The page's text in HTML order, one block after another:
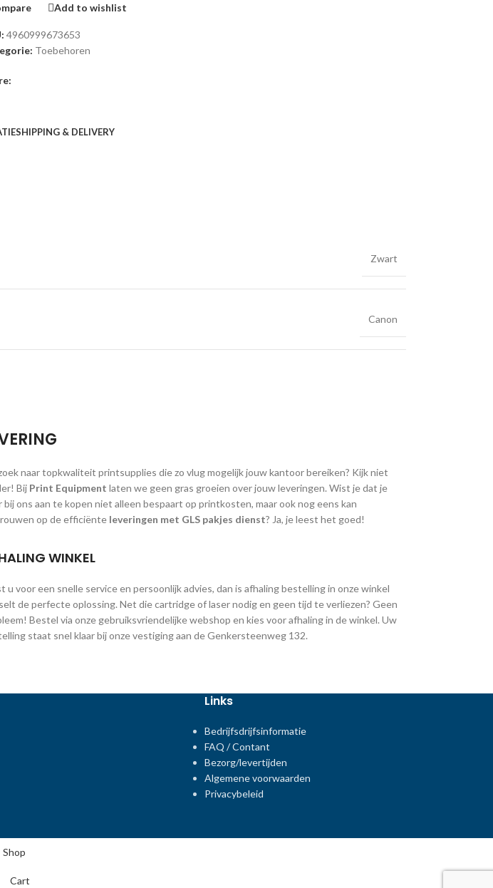
Add to wishlist
4960999673653
Toebehoren
SHIPPING & DELIVERY
Zwart
Canon
naar topkwaliteit printsupplies die zo vlug mogelijk jouw kantoor bereiken? Kijk niet
Bij Print Equipment laten we geen gras groeien over jouw leveringen. Wist je dat je
bij ons aan te kopen niet alleen bespaart op printkosten, maar ook nog eens kan
op de efficiënte leveringen met GLS pakjes dienst? Ja, je leest het goed!
WINKEL
u voor een snelle service en persoonlijk advies, dan is afhaling bestelling in onze winkel
de perfecte oplossing. Net die cartridge of laser nodig en geen tijd te verliezen? Geen
Bestel via onze gebruiksvriendelijke webshop en kies voor afhaling in de winkel. Uw
staat snel klaar bij onze vestiging aan de Genkersteenweg 132.
Links
Bedrijfsdrijfsinformatie
FAQ / Contant
Bezorg/levertijden
Algemene voorwaarden
Privacybeleid
Shop
Cart